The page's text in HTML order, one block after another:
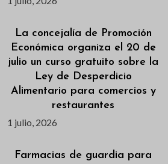
La concejalía de Promoción
Económica organiza el 20 de
julio un curso gratuito sobre la
Ley de Desperdicio
Alimentario para comercios y
restaurantes
1 julio, 2026
Farmacias de guardia para